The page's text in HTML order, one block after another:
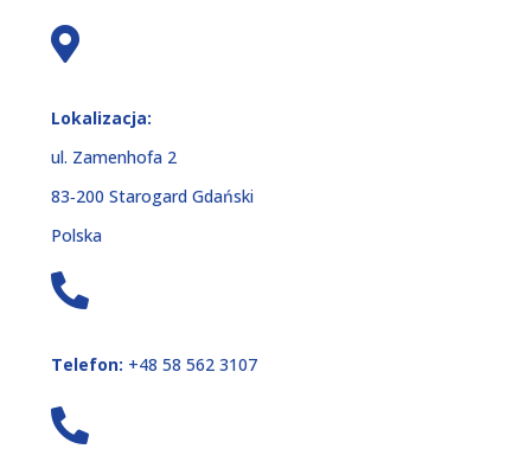
Lokalizacja:
ul. Zamenhofa 2
83‑200 Starogard Gdański
Polska
Telefon: +48 58 562 3107